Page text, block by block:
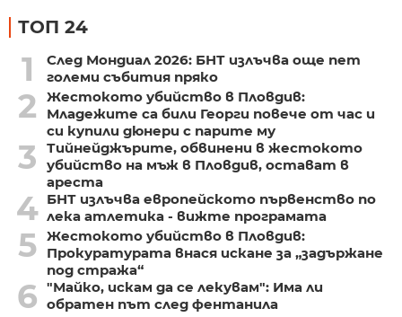
ТОП 24
1
След Мондиал 2026: БНТ излъчва още пет
големи събития пряко
2
Жестокото убийство в Пловдив:
Младежите са били Георги повече от час и
си купили дюнери с парите му
3
Тийнейджърите, обвинени в жестокото
убийство на мъж в Пловдив, остават в
ареста
4 БНТ излъчва европейското първенство по
лека атлетика - вижте програмата
5 Жестокото убийство в Пловдив:
Прокуратурата внася искане за „задържане
под стража“
6 "Майко, искам да се лекувам": Има ли
обратен път след фентанила